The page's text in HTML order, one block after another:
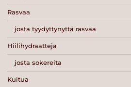
Rasvaa
josta tyydyttynyttä rasvaa
Hiilihydraatteja
josta sokereita
Kuitua